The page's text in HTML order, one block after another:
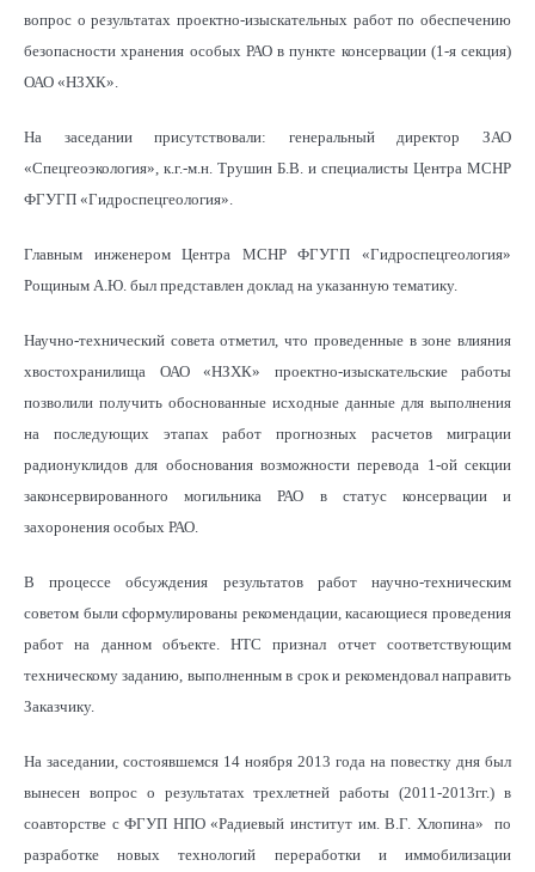
вопрос о результатах проектно-изыскательных работ по обеспечению
безопасности хранения особых РАО в пункте консервации (1-я секция)
ОАО «НЗХК».
На заседании присутствовали: генеральный директор ЗАО
«Спецгеоэкология», к.г.-м.н. Трушин Б.В. и специалисты Центра МСНР
ФГУГП «Гидроспецгеология».
Главным инженером Центра МСНР ФГУГП «Гидроспецгеология»
Рощиным А.Ю. был представлен доклад на указанную тематику.
Научно-технический совета отметил, что проведенные в зоне влияния
хвостохранилища ОАО «НЗХК» проектно-изыскательские работы
позволили получить обоснованные исходные данные для выполнения
на последующих этапах работ прогнозных расчетов миграции
радионуклидов для обоснования возможности перевода 1-ой секции
законсервированного могильника РАО в статус консервации и
захоронения особых РАО.
В процессе обсуждения результатов работ научно-техническим
советом были сформулированы рекомендации, касающиеся проведения
работ на данном объекте. НТС признал отчет соответствующим
техническому заданию, выполненным в срок и рекомендовал направить
Заказчику.
На заседании, состоявшемся 14 ноября 2013 года на повестку дня был
вынесен вопрос о результатах трехлетней работы (2011-2013гг.) в
соавторстве с ФГУП НПО «Радиевый институт им. В.Г. Хлопина» по
разработке новых технологий переработки и иммобилизации